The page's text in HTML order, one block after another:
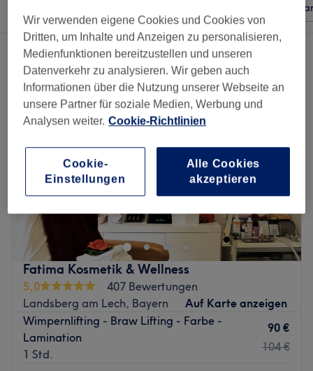
2 Salons die anbieten:wimpernwelle in Landsberg am Lech, Bayern
Fatima Kosmetik & Wellness
5,0
407 Bewertungen
Landsberg am Lech, Bayern
Auf Karte anzeigen
Wimpernlifting - Braw Lifting - Farbe -
Lamination
1 Std.
90 €
104 €
Wir verwenden eigene Cookies und Cookies von
Dritten, um Inhalte und Anzeigen zu personalisieren,
Medienfunktionen bereitzustellen und unseren
Datenverkehr zu analysieren. Wir geben auch
Informationen über die Nutzung unserer Webseite an
unsere Partner für soziale Medien, Werbung und
Analysen weiter. Cookie-Richtlinien
Cookie-
Einstellungen
Alle Cookies
akzeptieren